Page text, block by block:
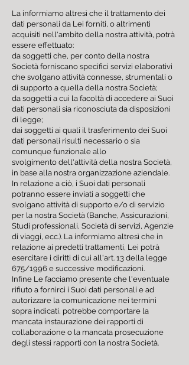
La informiamo altresì che il trattamento dei
dati personali da Lei forniti, o altrimenti
acquisiti nell'ambito della nostra attività, potrà
essere effettuato:
da soggetti che, per conto della nostra
Società forniscano specifici servizi elaborativi
che svolgano attività connesse, strumentali o
di supporto a quella della nostra Società;
da soggetti a cui la facoltà di accedere ai Suoi
dati personali sia riconosciuta da disposizioni
di legge;
dai soggetti ai quali il trasferimento dei Suoi
dati personali risulti necessario o sia
comunque funzionale allo
svolgimento dell'attività della nostra Società,
in base alla nostra organizzazione aziendale.
In relazione a ciò, i Suoi dati personali
potranno essere inviati a soggetti che
svolgano attività di supporto e/o di servizio
per la nostra Società (Banche, Assicurazioni,
Studi professionali, Società di servizi, Agenzie
di viaggi, ecc.). La informiamo altresì che in
relazione ai predetti trattamenti, Lei potrà
esercitare i diritti di cui all'art. 13 della legge
675/1996 e successive modificazioni.
Infine Le facciamo presente che l'eventuale
rifiuto a fornirci i Suoi dati personali e ad
autorizzare la comunicazione nei termini
sopra indicati, potrebbe comportare la
mancata instaurazione dei rapporti di
collaborazione o la mancata prosecuzione
degli stessi rapporti con la nostra Società.